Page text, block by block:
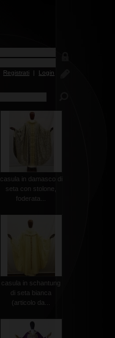
Registrati | Login
casula in damasco di
seta con stolone,
foderata...
casula in schantung
di seta bianca
(articolo da...